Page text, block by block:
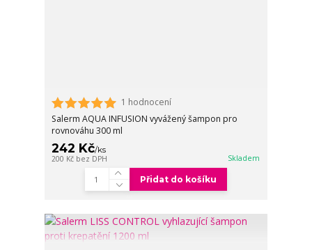
1 hodnocení
Salerm AQUA INFUSION vyvážený šampon pro
rovnováhu 300 ml
242 Kč/ks
200 Kč bez DPH Skladem
Přidat do košíku